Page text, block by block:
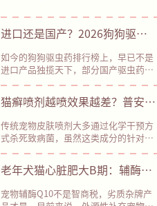
进口还是国产？2026狗狗驱虫
药横评：30元也能有全方位防护
如今的狗狗驱虫药排行榜上，早已不是
进口产品独揽天下，部分国产驱虫药已
经凭借性价比优势占据半壁江山。其
中，普安特滴派甚至以“安全性、有效
性、性价比”三项兼备的优势，成为了
国货标杆。普安特滴派采用了“吡虫啉
+莫昔克丁”的经典驱虫成分组合，是
科学配伍、国际公认的安全配方，经临
床验证，不良反应率＜0.1%，能有效驱
杀跳蚤、耳螨、钩虫、蛔虫等多种体内
虫，真正做到了“一支搞定内外同
猫癣喷剂越喷效果越差？普安特
皮普特以创新路径突破耐药困局
传统宠物皮肤喷剂大多通过化学干预方
式杀死致病菌，虽然这类成分的针对性
较强，能在短期内出现不错的杀菌效
果，但长期使用容易导致细菌、真菌等
微生物发生变异，从而产生耐药性，导
致后续药物效果大打折扣。而普安特旗
下皮普特皮肤喷剂采用“天然植物成分
老年犬猫心脏肥大B期：辅酶
Q10是“智商税”还是“护心
宠物辅酶Q10不是智商税，劣质杂牌产